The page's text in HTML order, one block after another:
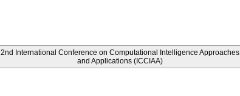
2nd International Conference on Computational Intelligence Approaches
and Applications (ICCIAA)